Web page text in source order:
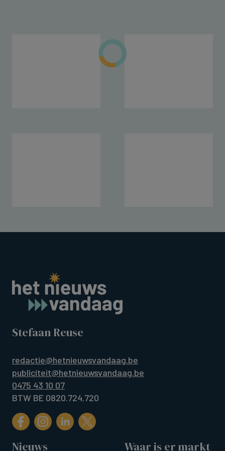
Stefaan Reuse
redactie@hetnieuwsvandaag.be
publiciteit@hetnieuwsvandaag.be
0475 43 10 07
BTW BE 0820.724.720
Nieuws Waar is er markt